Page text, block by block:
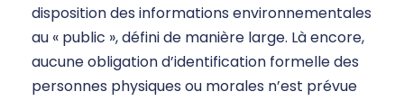
disposition des informations environnementales
au « public », défini de manière large. Là encore,
aucune obligation d’identification formelle des
personnes physiques ou morales n’est prévue